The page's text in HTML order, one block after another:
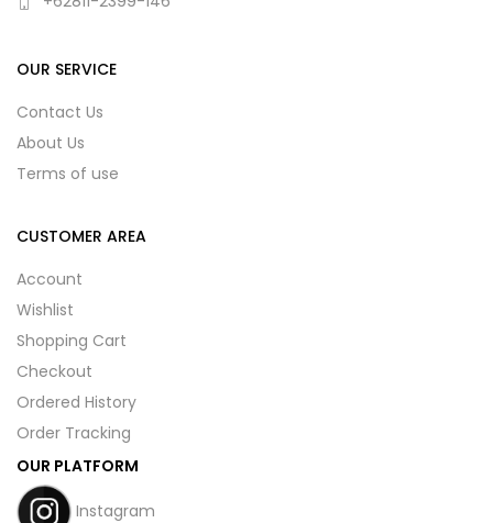
OUR SERVICE
Contact Us
About Us
Terms of use
CUSTOMER AREA
Account
Wishlist
Shopping Cart
Checkout
Ordered History
Order Tracking
OUR PLATFORM
Instagram